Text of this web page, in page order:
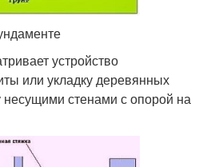
устройство
или укладку деревянных
стенами с опорой на